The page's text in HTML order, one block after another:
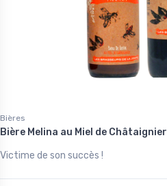
Bières
Bière Melina au Miel de Châtaignier
Victime de son succès !